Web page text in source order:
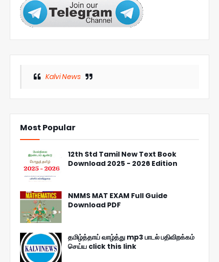
Kalvi News
Most Popular
12th Std Tamil New Text Book
Download 2025 - 2026 Edition
NMMS MAT EXAM Full Guide
Download PDF
தமிழ்த்தாய் வாழ்த்து mp3 பாடல் பதிவிறக்கம்
செய்ய click this link